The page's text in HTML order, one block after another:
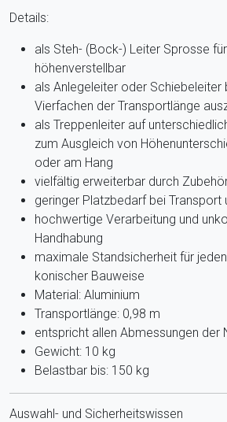
Details:
als Steh- (Bock-) Leiter Sprosse
höhenverstellbar
als Anlegeleiter oder Schiebeleiter
Vierfachen der Transportlänge
als Treppenleiter auf
zum Ausgleich von
oder am Hang
vielfältig erweiterbar durch
geringer Platzbedarf bei Transport
hochwertige Verarbeitung und
Handhabung
maximale Standsicherheit für
konischer Bauweise
Material: Aluminium
Transportlänge: 0,98 m
entspricht allen Abmessungen der
Gewicht: 10 kg
Belastbar bis: 150 kg
Auswahl- und Sicherheitswissen